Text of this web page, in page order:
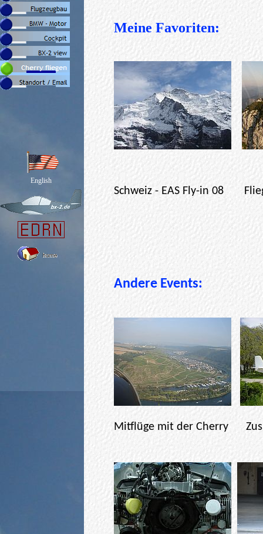
English
Meine Favoriten:
Schweiz - EAS Fly-in 08
Andere Events:
Erstflug
Mitflüge mit der Cherry